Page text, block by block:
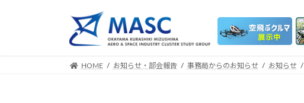
HOME お知らせ・部会報告 事務局からのお知らせ お知らせ